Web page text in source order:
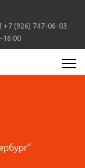
+7 (926) 747-06-03